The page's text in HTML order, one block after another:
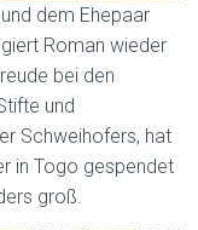
dem Ehepaar
Roman wieder
bei den
und
Schweihofers, hat
in Togo gespendet
groß.